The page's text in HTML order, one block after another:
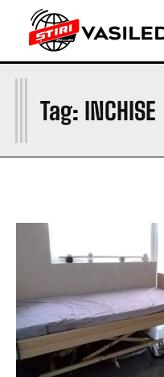
Tag: INCHISE
I